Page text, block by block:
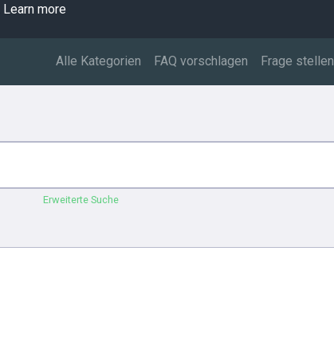
Learn more
Alle Kategorien FAQ vorschlagen Frage stellen
Erweiterte Suche